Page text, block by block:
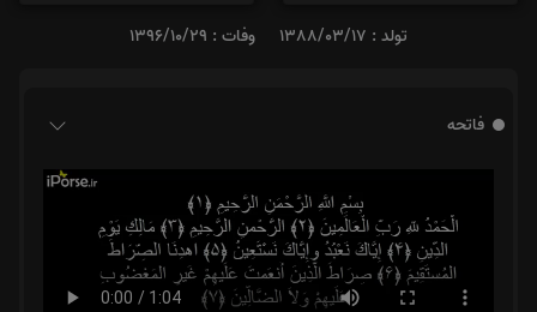
تولد : 1388/03/17 وفات : 1396/10/29
فاتحه